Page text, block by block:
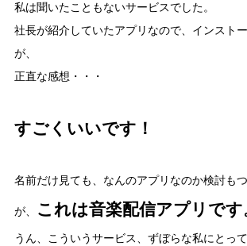
私は聞いたこともないサービスでした。
社長が紹介していたアプリなので、インスト
が、
正直な感想・・・
すごくいいです！
名前だけ見ても、なんのアプリなのか検討も
が、 これは音楽配信アプリです
うん、こういうサービス、ずぼらな私にとっ